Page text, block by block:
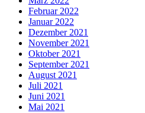
Februar 2022
Januar 2022
Dezember 2021
November 2021
Oktober 2021
September 2021
August 2021
Juli 2021
Juni 2021
Mai 2021